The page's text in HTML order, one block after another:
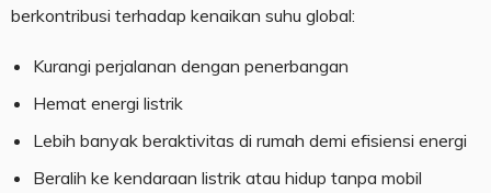
berkontribusi terhadap kenaikan suhu global:
Kurangi perjalanan dengan penerbangan
Hemat energi listrik
Lebih banyak beraktivitas di rumah demi efisiensi energi
Beralih ke kendaraan listrik atau hidup tanpa mobil